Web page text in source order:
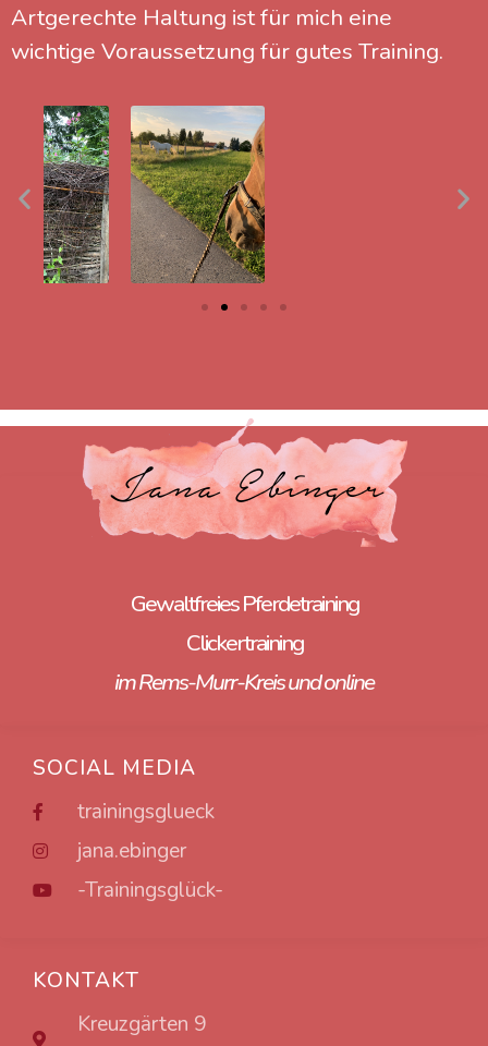
Artgerechte Haltung ist für mich eine
wichtige Voraussetzung für gutes Training.
KONTAKT
Kreuzgärten 9
SOCIAL MEDIA
trainingsglueck
jana.ebinger
-Trainingsglück-
Gewaltfreies Pferdetraining
Clickertraining
im Rems-Murr-Kreis und online